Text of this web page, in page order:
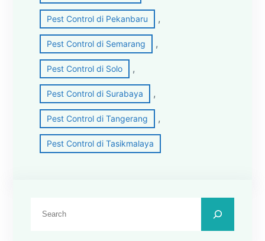
Pest Control di Pekanbaru ,
Pest Control di Semarang ,
Pest Control di Solo ,
Pest Control di Surabaya ,
Pest Control di Tangerang ,
Pest Control di Tasikmalaya